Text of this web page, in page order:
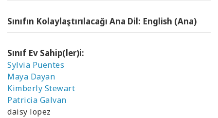
Sınıfın Kolaylaştırılacağı Ana Dil: English (Ana)
Sınıf Ev Sahip(ler)i:
Sylvia Puentes
Maya Dayan
Kimberly Stewart
Patricia Galvan
daisy lopez